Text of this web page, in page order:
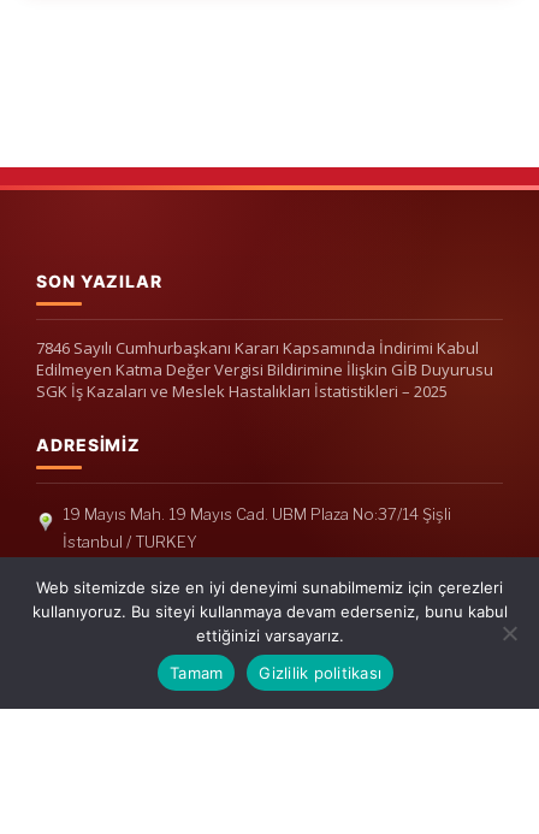
SON YAZILAR
7846 Sayılı Cumhurbaşkanı Kararı Kapsamında İndirimi Kabul
Edilmeyen Katma Değer Vergisi Bildirimine İlişkin GİB Duyurusu
SGK İş Kazaları ve Meslek Hastalıkları İstatistikleri – 2025
ADRESIMIZ
19 Mayıs Mah. 19 Mayıs Cad. UBM Plaza No:37/14 Şişli
İstanbul / TURKEY
Telefon: +90(212) 240 33 39
Telefon: +90(212) 248 19 36
info@erisymm.com
Web sitemizde size en iyi deneyimi sunabilmemiz için çerezleri
kullanıyoruz. Bu siteyi kullanmaya devam ederseniz, bunu kabul
ettiğinizi varsayarız.
Tamam
Gizlilik politikası